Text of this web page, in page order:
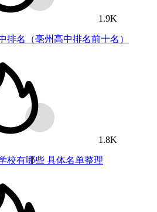
1.9K
排名（亳州高中排名前十名）
1.8K
校有哪些 具体名单整理